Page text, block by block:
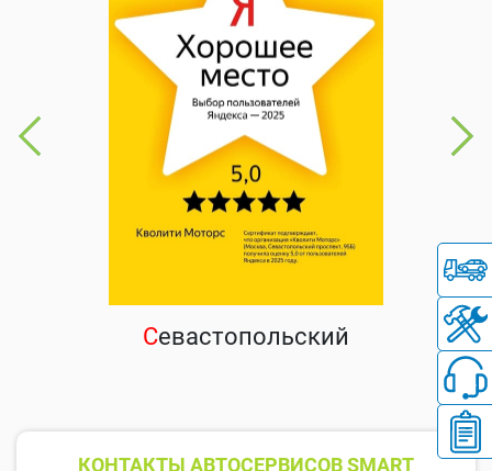
Севастопольский
КОНТАКТЫ АВТОСЕРВИСОВ SMART